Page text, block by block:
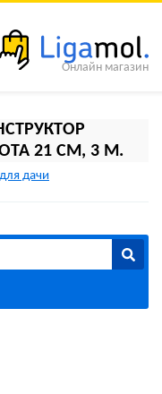
21 СМ, 3 М.
дачи
Онлайн магазин